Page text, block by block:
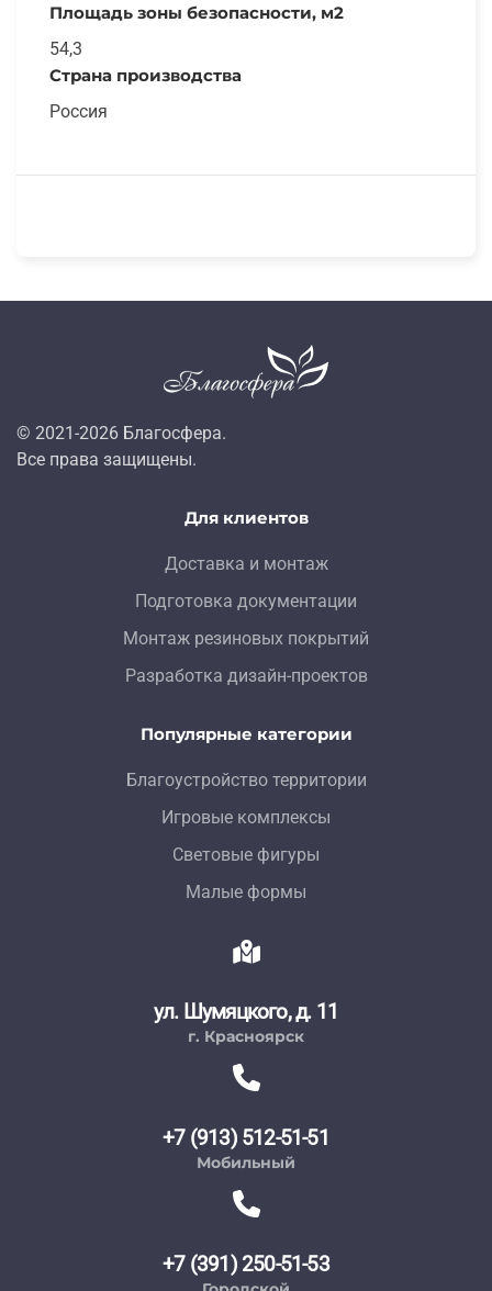
Площадь зоны безопасности, м2
54,3
Страна производства
Россия
© 2021-2026 Благосфера.
Все права защищены.
Для клиентов
Доставка и монтаж
Подготовка документации
Монтаж резиновых покрытий
Разработка дизайн-проектов
Популярные категории
Благоустройство территории
Игровые комплексы
Световые фигуры
Малые формы
ул. Шумяцкого, д. 11
г. Красноярск
+7 (913) 512-51-51
Мобильный
+7 (391) 250-51-53